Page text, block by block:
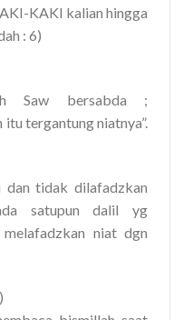
KAKI kalian hingga
: 6)
Saw bersabda ;
itu tergantung niatnya”.
dan tidak dilafadzkan
satupun dalil yg
melafadzkan niat dgn